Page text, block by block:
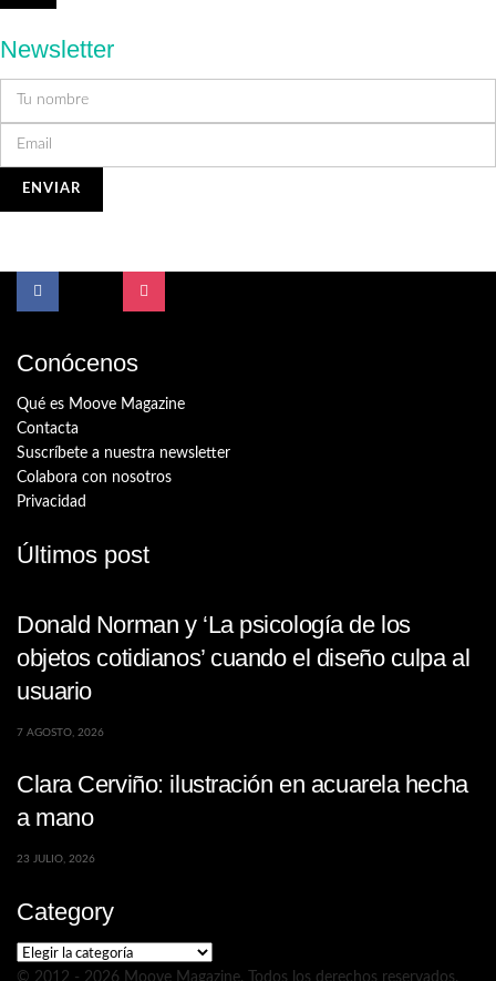
Newsletter
Conócenos
Qué es Moove Magazine
Contacta
Suscríbete a nuestra newsletter
Colabora con nosotros
Privacidad
Últimos post
Donald Norman y ‘La psicología de los
objetos cotidianos’ cuando el diseño culpa al
usuario
7 AGOSTO, 2026
Clara Cerviño: ilustración en acuarela hecha
a mano
23 JULIO, 2026
Category
Category